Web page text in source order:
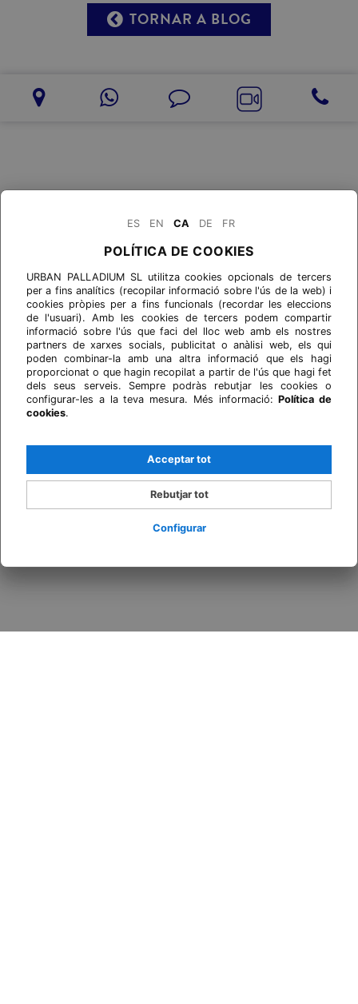
TORNAR A BLOG
ES EN CA DE FR
POLÍTICA DE COOKIES
URBAN PALLADIUM SL utilitza cookies opcionals de tercers
per a fins analítics (recopilar informació sobre l'ús de la web) i
cookies pròpies per a fins funcionals (recordar les eleccions
de l'usuari). Amb les cookies de tercers podem compartir
informació sobre l'ús que faci del lloc web amb els nostres
partners de xarxes socials, publicitat o anàlisi web, els qui
poden combinar-la amb una altra informació que els hagi
proporcionat o que hagin recopilat a partir de l'ús que hagi fet
dels seus serveis. Sempre podràs rebutjar les cookies o
configurar-les a la teva mesura. Més informació:Política de
cookies.
Configurar
Rebutjar tot
Acceptar tot